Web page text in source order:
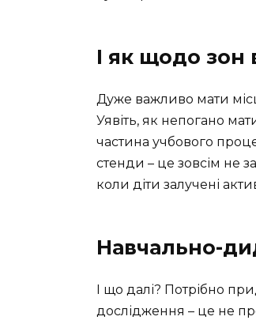
І як щодо зон
Дуже важливо мати
Уявіть, як непогано
частина учбового
стенди – це зовсім не
коли діти залучені
Навчально-
І що далі? Потрібно
дослідження – це не